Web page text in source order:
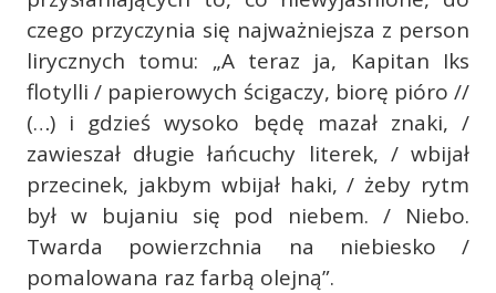
czego przyczynia się najważniejsza z person
lirycznych tomu: „A teraz ja, Kapitan Iks
flotylli / papierowych ścigaczy, biorę pióro //
(…) i gdzieś wysoko będę mazał znaki, /
zawieszał długie łańcuchy literek, / wbijał
przecinek, jakbym wbijał haki, / żeby rytm
był w bujaniu się pod niebem. / Niebo.
Twarda powierzchnia na niebiesko /
pomalowana raz farbą olejną”.